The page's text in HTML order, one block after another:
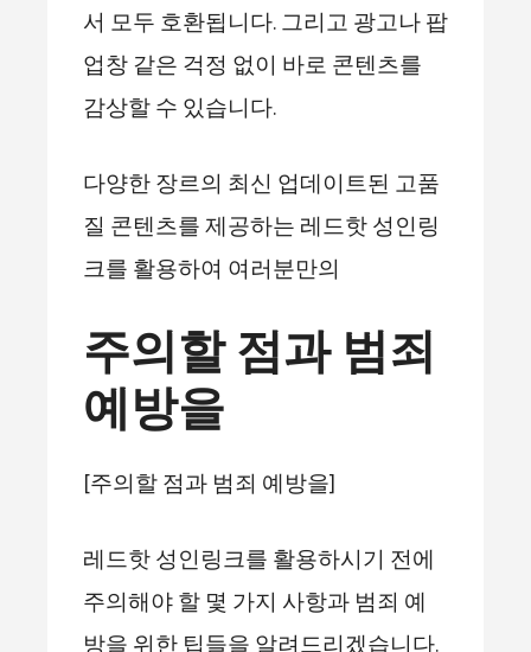
서 모두 호환됩니다. 그리고 광고나 팝
업창 같은 걱정 없이 바로 콘텐츠를
감상할 수 있습니다.
다양한 장르의 최신 업데이트된 고품
질 콘텐츠를 제공하는 레드핫 성인링
크를 활용하여 여러분만의
주의할 점과 범죄
예방을
[주의할 점과 범죄 예방을]
레드핫 성인링크를 활용하시기 전에
주의해야 할 몇 가지 사항과 범죄 예